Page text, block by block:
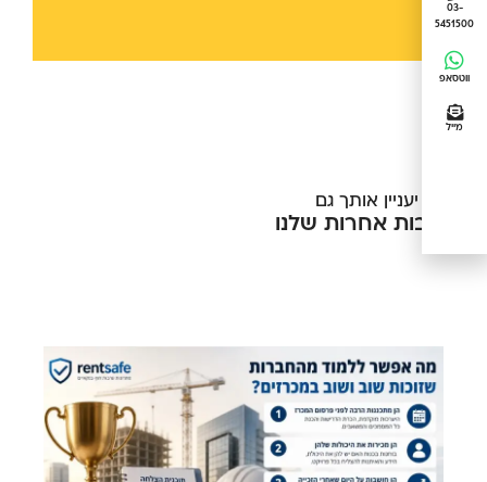
אולי יעניין אותך גם
כתבות אחרות שלנו
03-
5451500
ווטסאפ
מייל